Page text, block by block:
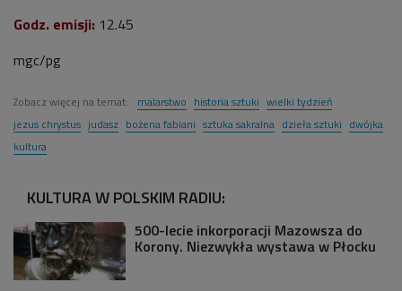
Godz. emisji: 12.45
mgc/pg
Zobacz więcej na temat: malarstwo historia sztuki wielki tydzień
jezus chrystus judasz bożena fabiani sztuka sakralna dzieła sztuki dwójka
kultura
KULTURA W POLSKIM RADIU:
500-lecie inkorporacji Mazowsza do
Korony. Niezwykła wystawa w Płocku